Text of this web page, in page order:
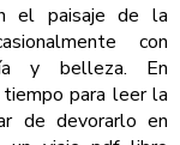
el paisaje de la
con
y belleza. En
para leer la
de devorarlo en